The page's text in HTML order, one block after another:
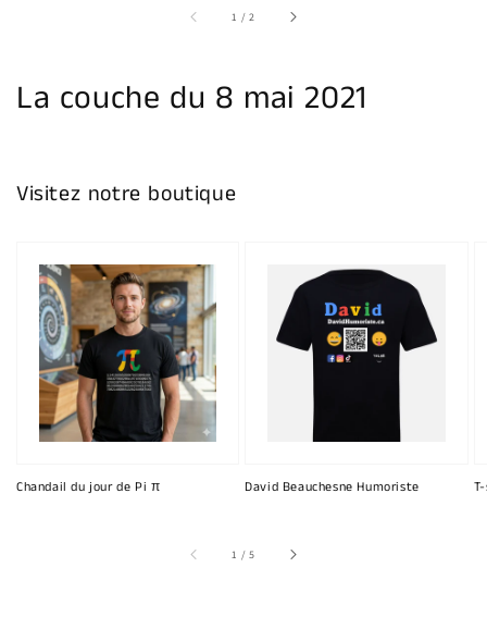
la
1 /sur
2
La couche du 8 mai 2021
Visitez notre boutique
Chandail du jour de Pi π David Beauchesne Humoriste
1 /sur
5